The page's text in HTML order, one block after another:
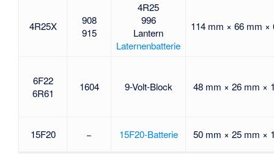
4R25X
908
915
4R25
996
Lantern
Laternenbatterie
114 mm × 66 mm ×
6F22
6R61
1604 9-Volt-Block 48 mm × 26 mm ×
15F20 − 15F20-Batterie 50 mm × 25 mm ×